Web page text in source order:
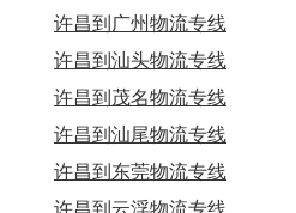
许昌到广州物流专线
许昌到汕头物流专线
许昌到茂名物流专线
许昌到汕尾物流专线
许昌到东莞物流专线
许昌到云浮物流专线